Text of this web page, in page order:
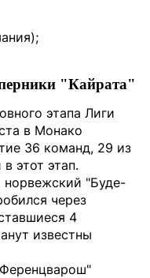
"Кайрата"
этапа Лиги
в Монако
36 команд, 29 из
этот этап.
норвежский "Буде-
через
4
известны